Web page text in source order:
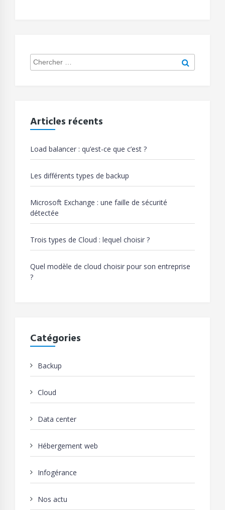
Search
for:
Articles récents
Load balancer : qu’est-ce que c’est ?
Les différents types de backup
Microsoft Exchange : une faille de sécurité
détectée
Trois types de Cloud : lequel choisir ?
Quel modèle de cloud choisir pour son entreprise
?
Catégories
Backup
Cloud
Data center
Hébergement web
Infogérance
Nos actu